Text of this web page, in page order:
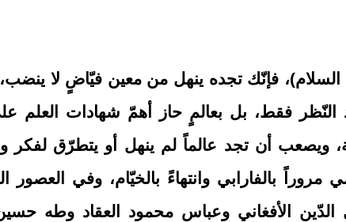
فإنّك تجده ينهل من معين فيّاضٍ لا
فقط، بل بعالمٍ حاز أهمّ شهادات العلم
ويصعب أن تجد عالماً لم ينهل أو يتطرّق لفكر
بالفارابي وانتهاءً بالخيّام، وفي العصور
الأفغاني وعباس محمود العقاد وطه